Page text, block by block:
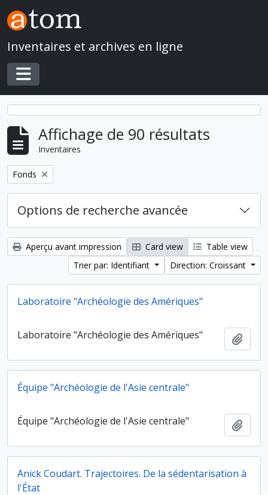
Skip to main content
Inventaires et archives en ligne
Toggle navigation
Affichage de 90 résultats
Inventaires
Remove filter:
Fonds
Options de recherche avancée
Aperçu avant impression Card view
Table view
Trier par: Identifiant
Direction: Croissant
Laboratoire "Archéologie des Amériques"
Laboratoire "Archéologie des Amériques"
Équipe "Archéologie de l'Asie centrale"
Équipe "Archéologie de l'Asie centrale"
Anick Coudart. Trajectoires. De la sédentarisation à
l'État